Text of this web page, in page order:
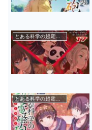
とある科学の超電磁砲
とある科学の超電磁砲